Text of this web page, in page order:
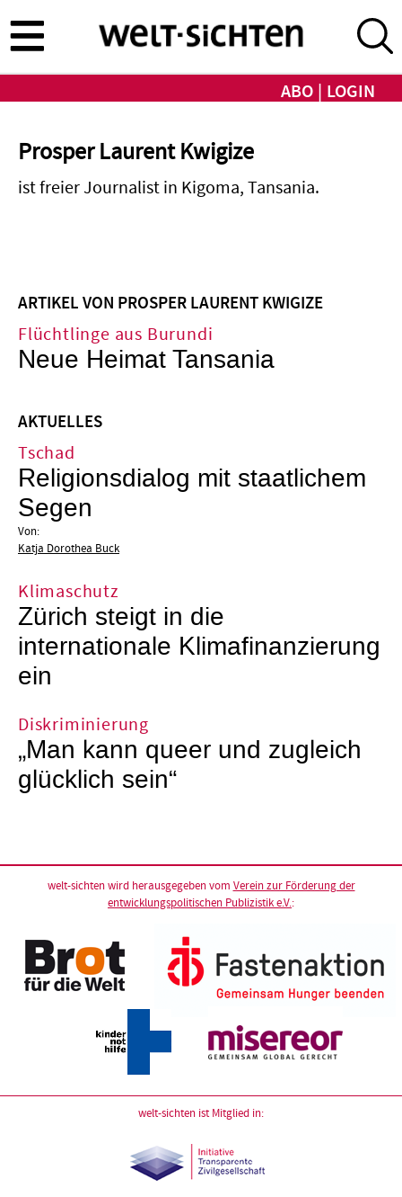
zum
Inhalt
ABO LOGIN
Prosper Laurent Kwigize
ist freier Journalist in Kigoma, Tansania.
ARTIKEL VON PROSPER LAURENT KWIGIZE
Flüchtlinge aus Burundi
Neue Heimat Tansania
AKTUELLES
Tschad
Religionsdialog mit staatlichem
Segen
Von:
Katja Dorothea Buck
Klimaschutz
Zürich steigt in die
internationale Klimafinanzierung
ein
Diskriminierung
„Man kann queer und zugleich
glücklich sein“
welt-sichten wird herausgegeben vom Verein zur Förderung der
entwicklungspolitischen Publizistik e.V.:
welt-sichten ist Mitglied in: